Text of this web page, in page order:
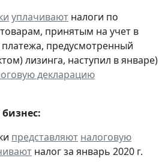
уплачивают налоги по
принятым на учет в
платежа, предусмотренный
лизинга, наступил в январе)
декларацию
представляют налоговую
налог за январь 2020 г.